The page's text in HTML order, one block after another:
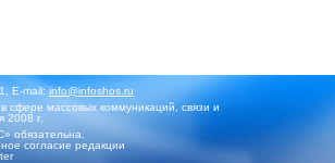
E-mail:info@infoshos.ru
массовых коммуникаций, связи и
2008 г.
обязательна.
согласие редакции